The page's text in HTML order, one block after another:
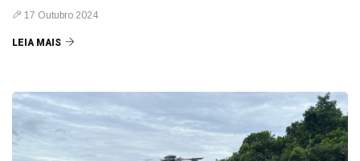
17 Outubro 2024
LEIA MAIS